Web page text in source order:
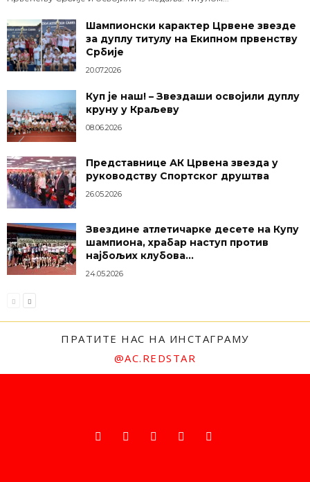
Шампионски карактер Црвене звезде
за дуплу титулу на Екипном првенству
Србије
20.07.2026
Куп је наш! – Звездаши освојили дуплу
круну у Краљеву
08.06.2026
Представнице АК Црвена звезда у
руководству Спортског друштва
26.05.2026
Звездине атлетичарке десете на Купу
шампиона, храбар наступ против
најбољих клубова...
24.05.2026
ПРАТИТЕ НАС НА ИНСТАГРАМУ
@AC.REDSTAR